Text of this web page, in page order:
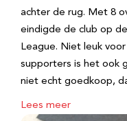
achter de rug. Met 8
eindigde de club op
League. Niet leuk
supporters is het ook
niet echt goedkoop,
Lees meer